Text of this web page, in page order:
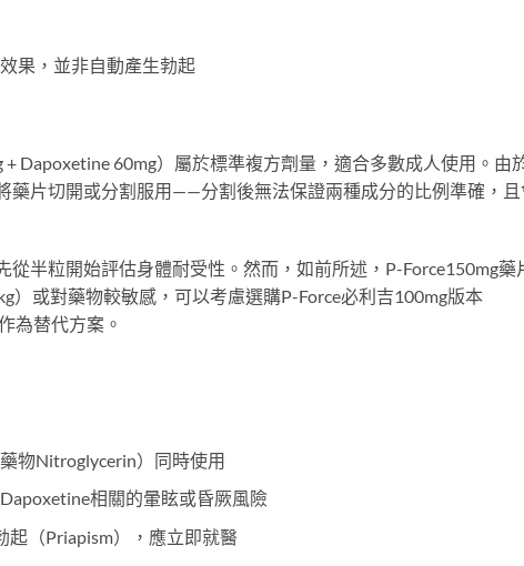
果，並非自動產生勃起
+ Dapoxetine 60mg）屬於標準複方劑量，適合多數成人使用。由
藥片切開或分割服用——分割後無法保證兩種成分的比例準確，
半粒開始評估身體耐受性。然而，如前所述，P-Force150mg藥
）或對藥物較敏感，可以考慮選購P-Force必利吉100mg版本
為替代方案。
物Nitroglycerin）同時使用
相關的暈眩或昏厥風險
起（Priapism），應立即就醫